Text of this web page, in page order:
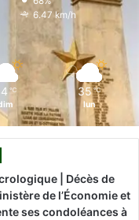
r 6.47 km/h
℃ 35 ℃
lun
| Décès de
de l’Économie et
ses condoléances à